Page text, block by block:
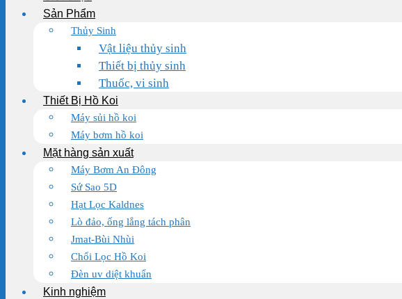
Sản Phẩm
Thủy Sinh
Vật liệu thủy sinh
Thiết bị thủy sinh
Thuốc, vi sinh
Thiết Bị Hồ Koi
Máy sủi hồ koi
Máy bơm hồ koi
Mặt hàng sản xuất
Máy Bơm An Đông
Sứ Sao 5D
Hạt Lọc Kaldnes
Lò đảo, ống lắng tách phân
Jmat-Bùi Nhùi
Chổi Lọc Hồ Koi
Đèn uv diệt khuẩn
Kinh nghiệm